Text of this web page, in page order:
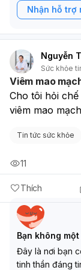
Nhận hỗ trợ
Nguyễn
Sức khỏe
Viêm mao
Cho tôi hỏi
viêm mao
Tin tức sức khỏe
Thích
11
Bạn không
Đây là nơi bạn
tinh thần đáng